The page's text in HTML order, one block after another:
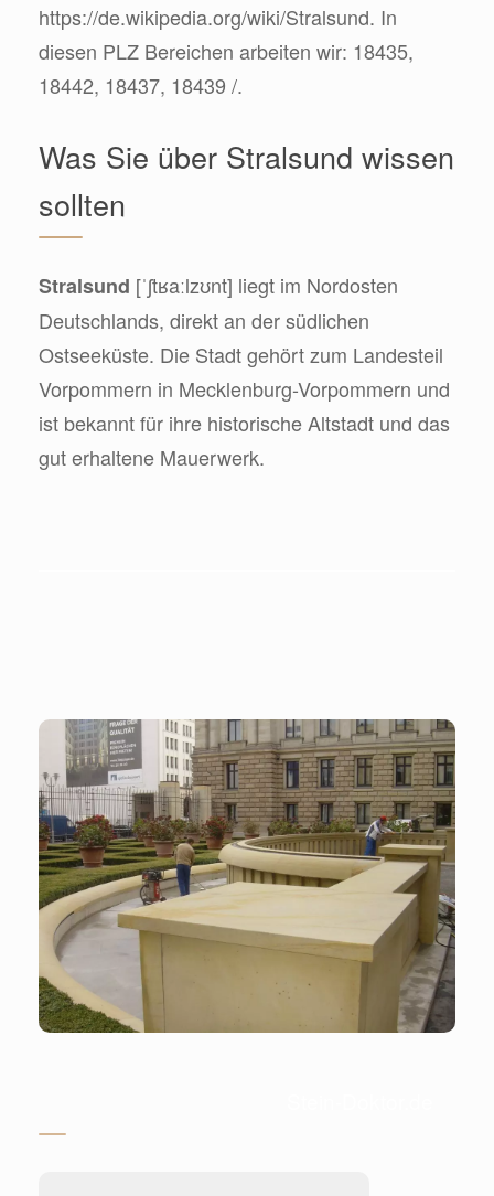
https://de.wikipedia.org/wiki/Stralsund. In
diesen PLZ Bereichen arbeiten wir: 18435,
18442, 18437, 18439 /.
Was Sie über Stralsund wissen
sollten
Stralsund [ˈʃtʁaːlzʊnt] liegt im Nordosten
Deutschlands, direkt an der südlichen
Ostseeküste. Die Stadt gehört zum Landesteil
Vorpommern in Mecklenburg-Vorpommern und
ist bekannt für ihre historische Altstadt und das
gut erhaltene Mauerwerk.